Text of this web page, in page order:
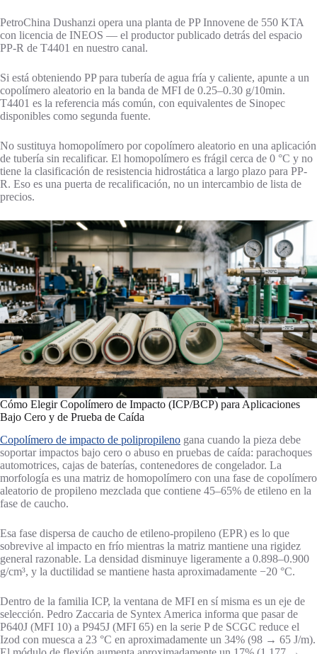
PetroChina Dushanzi opera una planta de PP Innovene de 550 KTA
con licencia de INEOS — el productor publicado detrás del espacio
PP-R de T4401 en nuestro canal.
Si está obteniendo PP para tubería de agua fría y caliente, apunte a un
copolímero aleatorio en la banda de MFI de 0.25–0.30 g/10min.
T4401 es la referencia más común, con equivalentes de Sinopec
disponibles como segunda fuente.
No sustituya homopolímero por copolímero aleatorio en una aplicación
de tubería sin recalificar. El homopolímero es frágil cerca de 0 °C y no
tiene la clasificación de resistencia hidrostática a largo plazo para PP-
R. Eso es una puerta de recalificación, no un intercambio de lista de
precios.
Cómo Elegir Copolímero de Impacto (ICP/BCP) para Aplicaciones
Bajo Cero y de Prueba de Caída
Copolímero de impacto de polipropileno gana cuando la pieza debe
soportar impactos bajo cero o abuso en pruebas de caída: parachoques
automotrices, cajas de baterías, contenedores de congelador. La
morfología es una matriz de homopolímero con una fase de copolímero
aleatorio de propileno mezclada que contiene 45–65% de etileno en la
fase de caucho.
Esa fase dispersa de caucho de etileno-propileno (EPR) es lo que
sobrevive al impacto en frío mientras la matriz mantiene una rigidez
general razonable. La densidad disminuye ligeramente a 0.898–0.900
g/cm³, y la ductilidad se mantiene hasta aproximadamente −20 °C.
Dentro de la familia ICP, la ventana de MFI en sí misma es un eje de
selección. Pedro Zaccaria de Syntex America informa que pasar de
P640J (MFI 10) a P945J (MFI 65) en la serie P de SCGC reduce el
Izod con muesca a 23 °C en aproximadamente un 34% (98 → 65 J/m).